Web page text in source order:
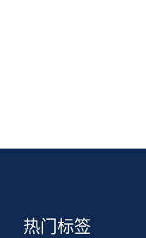
热门标签